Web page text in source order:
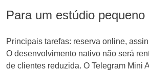
Para um estúdio pequeno
Principais tarefas: reserva online,
O desenvolvimento nativo não será
de clientes reduzida. O Telegram Mini